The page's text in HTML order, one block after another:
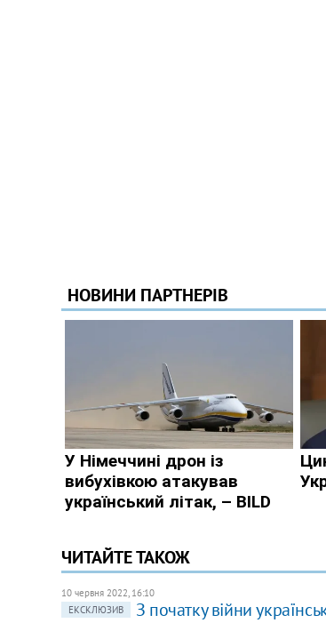
ЧИТАЙТЕ ТАКОЖ
10 червня 2022, 16:10
ЕКСКЛЮЗИВ
З початку війни